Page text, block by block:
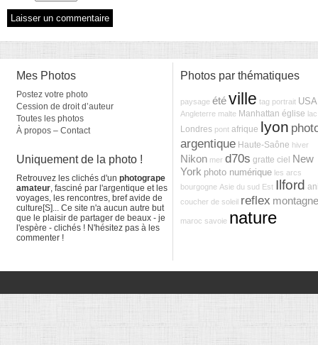
Mes Photos
Postez votre photo
Cession de droit d’auteur
Toutes les photos
À propos – Contact
Uniquement de la photo !
Retrouvez les clichés d'un photogrape
amateur, fasciné par l'argentique et les
voyages, les rencontres, bref avide de
culture[S]... Ce site n'a aucun autre but
que le plaisir de partager de beaux - je
l'espère - clichés ! N'hésitez pas à les
commenter !
Photos par thématiques
paysage étéville tag portrait USA
Angleterre malte Manhattan église lac
Londres pont afrique lyon
argentique Haute-Saône hiver
Nikon mer d70s gratte ciel
New
York photo numérique les arcs
bourgogne Asie du sud Est Ilford
coucher de soleil reflex montagne
maroc savoie nature